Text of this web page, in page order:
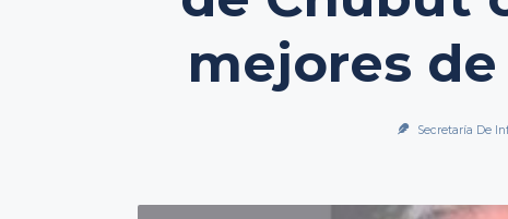
mejores
Secretaría De